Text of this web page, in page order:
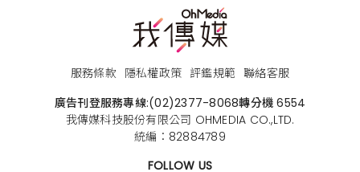
服務條款 隱私權政策 評鑑規範 聯絡客服
廣告刊登服務專線:(02)2377-8068轉分機 6554
我傳媒科技股份有限公司 OHMEDIA CO.,LTD.
統編：82884789
FOLLOW US